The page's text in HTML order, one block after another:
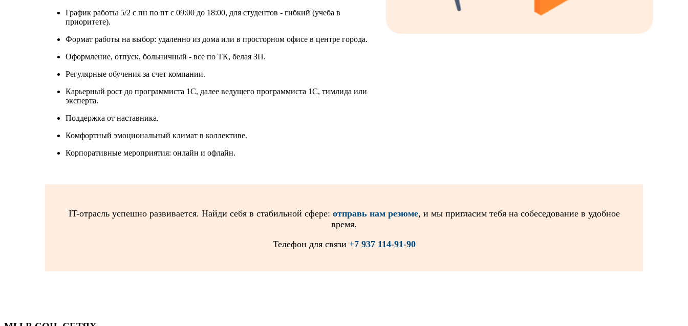
График работы 5/2 с пн по пт с 09:00 до 18:00, для студентов - гибкий (учеба в
приоритете).
Формат работы на выбор: удаленно из дома или в просторном офисе в центре города.
Оформление, отпуск, больничный - все по ТК, белая ЗП.
Регулярные обучения за счет компании.
Карьерный рост до программиста 1С, далее ведущего программиста 1С, тимлида или
эксперта.
Поддержка от наставника.
Комфортный эмоциональный климат в коллективе.
Корпоративные мероприятия: онлайн и офлайн.
IT-отрасль успешно развивается. Найди себя в стабильной сфере: отправь нам резюме, и мы пригласим тебя на собеседование в удобное
время.
Телефон для связи +7 937 114-91-90